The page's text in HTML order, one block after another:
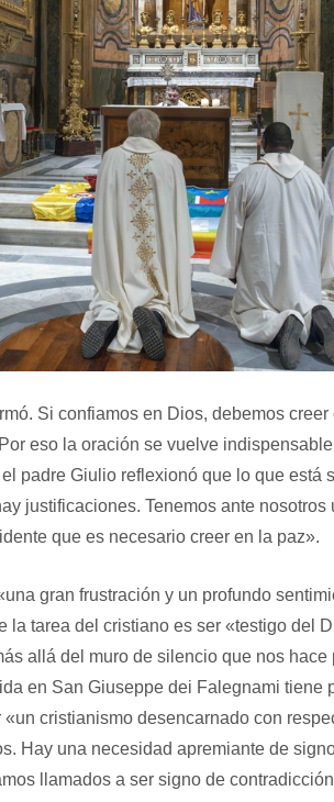
Si confiamos en Dios, debemos creer
eso la oración se vuelve
padre Giulio reflexionó que lo que está
justificaciones. Tenemos ante nosotros
que es necesario creer en la paz».
gran frustración y un profundo
la tarea del cristiano es ser «testigo del
allá del muro de silencio que nos hace
en San Giuseppe dei Falegnami tiene
cristianismo desencarnado con
Hay una necesidad apremiante de
llamados a ser signo de